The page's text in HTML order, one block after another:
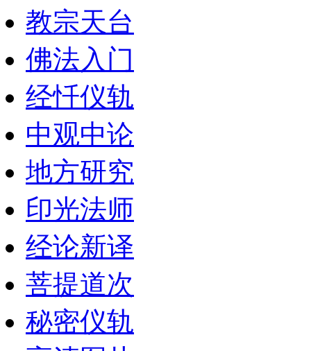
教宗天台
佛法入门
经忏仪轨
中观中论
地方研究
印光法师
经论新译
菩提道次
秘密仪轨